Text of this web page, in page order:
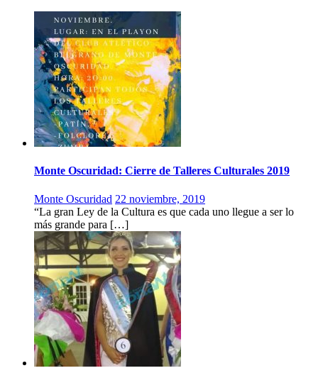
Monte Oscuridad: Cierre de Talleres Culturales 2019
Monte Oscuridad 22 noviembre, 2019
“La gran Ley de la Cultura es que cada uno llegue a ser lo
más grande para […]